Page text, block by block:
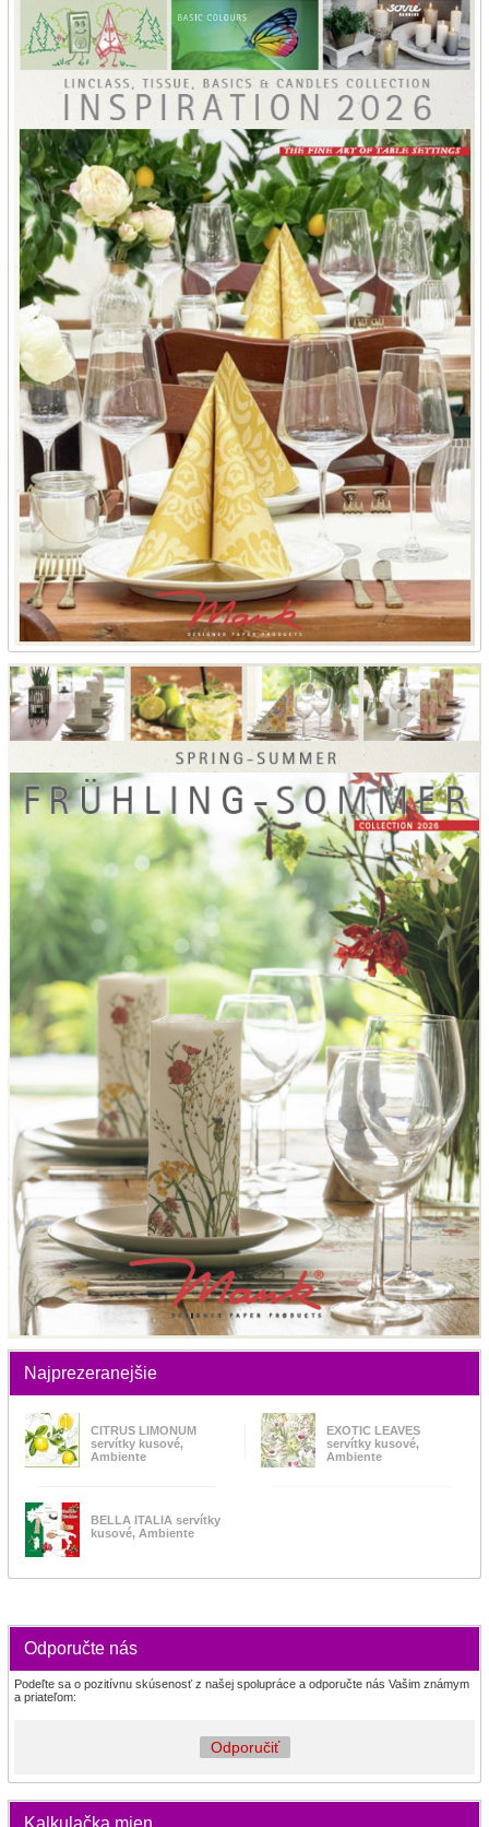
Najprezeranejšie
CITRUS LIMONUM
servítky kusové,
Ambiente
EXOTIC LEAVES
servítky kusové,
Ambiente
BELLA ITALIA servítky
kusové, Ambiente
Odporučte nás
Podeľte sa o pozitívnu skúsenosť z našej spolupráce a odporučte nás Vašim známym
a priateľom:
Odporučiť